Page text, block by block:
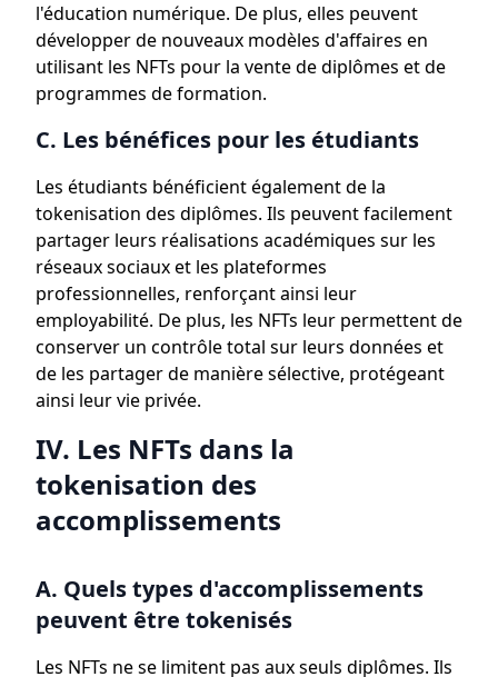
l'éducation numérique. De plus, elles peuvent
développer de nouveaux modèles d'affaires en
utilisant les NFTs pour la vente de diplômes et de
programmes de formation.
C. Les bénéfices pour les étudiants
Les étudiants bénéficient également de la
tokenisation des diplômes. Ils peuvent facilement
partager leurs réalisations académiques sur les
réseaux sociaux et les plateformes
professionnelles, renforçant ainsi leur
employabilité. De plus, les NFTs leur permettent de
conserver un contrôle total sur leurs données et
de les partager de manière sélective, protégeant
ainsi leur vie privée.
IV. Les NFTs dans la
tokenisation des
accomplissements
A. Quels types d'accomplissements
peuvent être tokenisés
Les NFTs ne se limitent pas aux seuls diplômes. Ils